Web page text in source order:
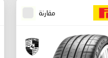
مقارنة